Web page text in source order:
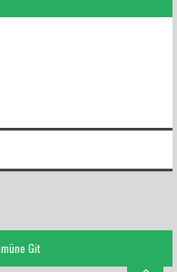
Git